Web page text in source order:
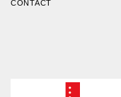
CONTACT